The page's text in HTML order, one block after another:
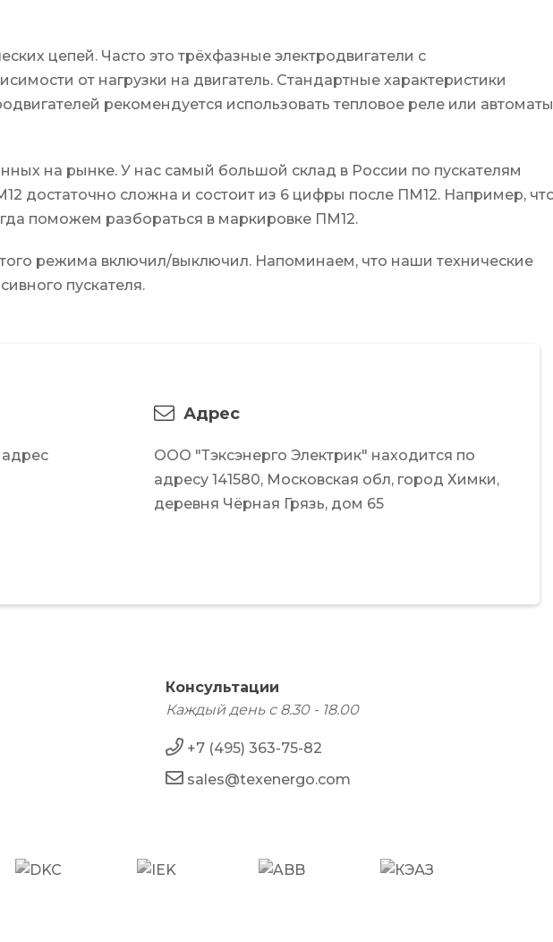
цепей. Часто это трёхфазные электродвигатели с
от нагрузки на двигатель. Стандартные характеристики
рекомендуется использовать тепловое реле или автоматы
на рынке. У нас самый большой склад в России по пускателям
достаточно сложна и состоит из 6 цифры после ПМ12. Например,
поможем разбораться в маркировке ПМ12.
режима включил/выключил. Напоминаем, что наши технические
пускателя.
Адрес
ООО "Тэксэнерго Электрик" находится по
адресу 141580, Московская обл, город Химки,
деревня Чёрная Грязь, дом 65
Консультации
Каждый день с 8.30 - 18.00
+7 (495) 363-75-82
sales@texenergo.com